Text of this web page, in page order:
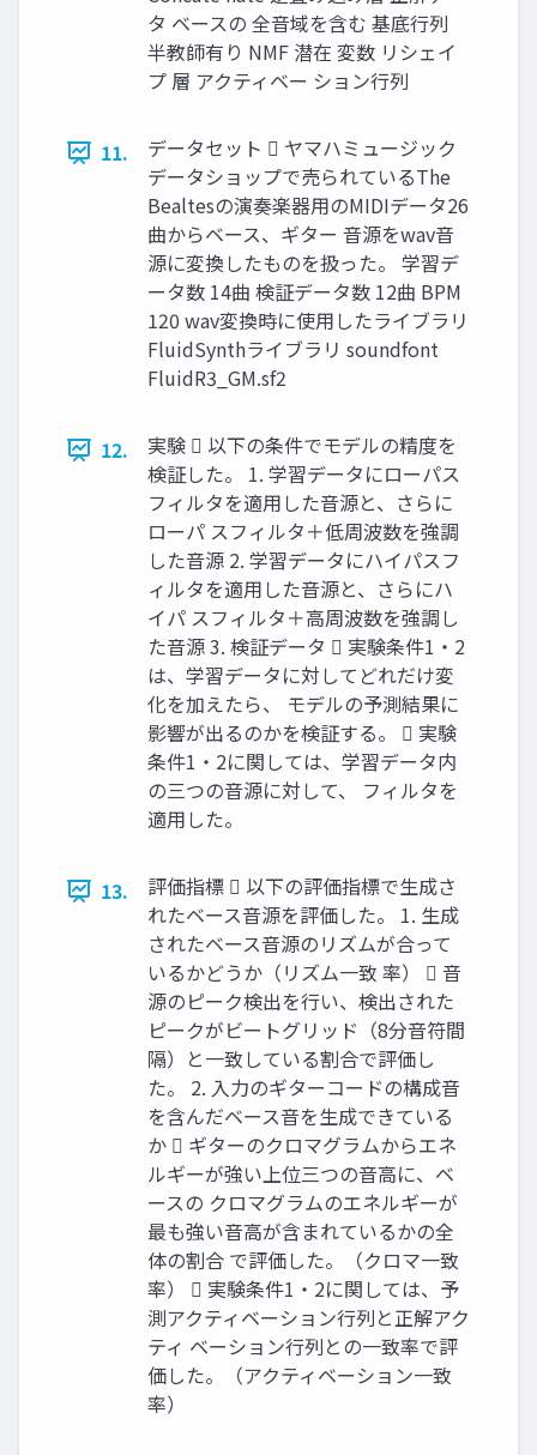
タ ベースの 全音域を含む 基底行列
半教師有り NMF 潜在 変数 リシェイ
プ 層 アクティベー ション行列
11.
データセット  ヤマハミュージック
データショップで売られているThe
Bealtesの演奏楽器用のMIDIデータ26
曲からベース、ギター 音源をwav音
源に変換したものを扱った。 学習デ
ータ数 14曲 検証データ数 12曲 BPM
120 wav変換時に使用したライブラリ
FluidSynthライブラリ soundfont
FluidR3_GM.sf2
12.
実験  以下の条件でモデルの精度を
検証した。 1. 学習データにローパス
フィルタを適用した音源と、さらに
ローパ スフィルタ＋低周波数を強調
した音源 2. 学習データにハイパスフ
ィルタを適用した音源と、さらにハ
イパ スフィルタ＋高周波数を強調し
た音源 3. 検証データ  実験条件1・2
は、学習データに対してどれだけ変
化を加えたら、 モデルの予測結果に
影響が出るのかを検証する。  実験
条件1・2に関しては、学習データ内
の三つの音源に対して、 フィルタを
適用した。
13.
評価指標  以下の評価指標で生成さ
れたベース音源を評価した。 1. 生成
されたベース音源のリズムが合って
いるかどうか（リズム一致 率）  音
源のピーク検出を行い、検出された
ピークがビートグリッド（8分音符間
隔）と一致している割合で評価し
た。 2. 入力のギターコードの構成音
を含んだベース音を生成できている
か  ギターのクロマグラムからエネ
ルギーが強い上位三つの音高に、ベ
ースの クロマグラムのエネルギーが
最も強い音高が含まれているかの全
体の割合 で評価した。（クロマ一致
率）  実験条件1・2に関しては、予
測アクティベーション行列と正解アク
ティ ベーション行列との一致率で評
価した。（アクティベーション一致
率）